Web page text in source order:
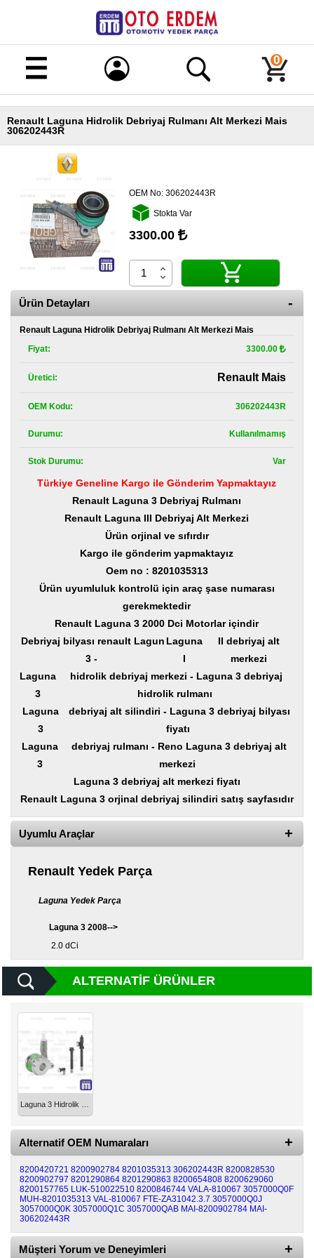
Merhaba!
Giriş
Kayıt
Ana
Kampanyalı
Ürünler
Banka
Hesapları
İletişim
Kategoriler
Renault
Parça
Yedek
Parça
TOGG
Yedek
Parça
Ampül
Çeşitleri
Yedekleri
Aksesuar
Diğer
Markalar
Motor
Soket
Grubu
0
Renault Laguna Hidrolik Debriyaj Rulmanı Alt Merkezi Mais
306202443R
OEM No:306202443R
Stokta Var
3300.00
Ürün Detayları
Renault Laguna Hidrolik Debriyaj Rulmanı Alt Merkezi Mais
Fiyat:
3300.00
Üretici: Renault Mais
OEM Kodu: 306202443R
Durumu: Kullanılmamış
Stok Durumu: Var
Türkiye Geneline Kargo ile Gönderim Yapmaktayız
Renault Laguna 3 Debriyaj Rulmanı
Renault Laguna III Debriyaj Alt Merkezi
Ürün orjinal ve sıfırdır
Kargo ile gönderim yapmaktayız
Oem no : 8201035313
Ürün uyumluluk kontrolü için araç şase numarası
gerekmektedir
Renault Laguna 3 2000 Dci Motorlar içindir
Debriyaj bilyası renault Lagun
3 -
Laguna
I
II debriyaj alt
merkezi
Laguna
3
hidrolik debriyaj merkezi - Laguna 3 debriyaj
hidrolik rulmanı
Laguna
3
debriyaj alt silindiri - Laguna 3 debriyaj bilyası
fiyatı
Laguna
3
debriyaj rulmanı - Reno Laguna 3 debriyaj alt
merkezi
Laguna 3debriyaj alt merkezi fiyatı
Renault Laguna 3 orjinal debriyaj silindiri satış sayfasıdır
Uyumlu Araçlar
Renault Yedek Parça
Laguna Yedek Parça
Laguna 3 2008-->
2.0 dCi
ALTERNATIF ÜRÜNLER
Laguna 3 Hidrolik Debriyaj Rulmanı 2.0Dci Valeo 8200902784
Alternatif OEM Numaraları
8200420721 8200902784 8201035313 306202443R 8200828530
8200902797 8201290864 8201290863 8200654808 8200629060
8200157765 LUK-510022510 8200846744 VALA-810067 3057000Q0F
MUH-8201035313 VAL-810067 FTE-ZA31042.3.7 3057000Q0J
3057000Q0K 3057000Q1C 3057000QAB MAI-8200902784 MAI-
306202443R
Müşteri Yorum ve Deneyimleri